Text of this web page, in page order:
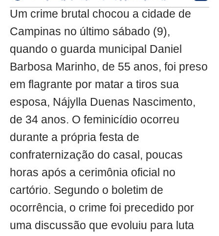
Um crime brutal chocou a cidade de
Campinas no último sábado (9),
quando o guarda municipal Daniel
Barbosa Marinho, de 55 anos, foi preso
em flagrante por matar a tiros sua
esposa, Nájylla Duenas Nascimento,
de 34 anos. O feminicídio ocorreu
durante a própria festa de
confraternização do casal, poucas
horas após a cerimônia oficial no
cartório. Segundo o boletim de
ocorrência, o crime foi precedido por
uma discussão que evoluiu para luta